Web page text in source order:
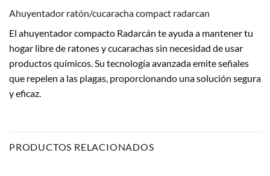
Ahuyentador ratón/cucaracha compact radarcan
El ahuyentador compacto Radarcán te ayuda a mantener tu
hogar libre de ratones y cucarachas sin necesidad de usar
productos químicos. Su tecnología avanzada emite señales
que repelen a las plagas, proporcionando una solución segura
y eficaz.
PRODUCTOS RELACIONADOS